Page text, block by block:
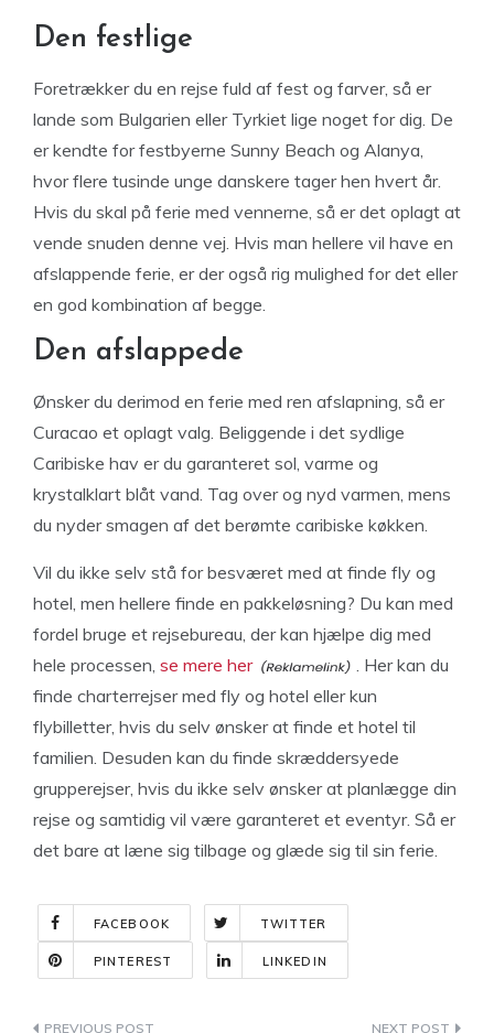
Den festlige
Foretrækker du en rejse fuld af fest og farver, så er
lande som Bulgarien eller Tyrkiet lige noget for dig. De
er kendte for festbyerne Sunny Beach og Alanya,
hvor flere tusinde unge danskere tager hen hvert år.
Hvis du skal på ferie med vennerne, så er det oplagt at
vende snuden denne vej. Hvis man hellere vil have en
afslappende ferie, er der også rig mulighed for det eller
en god kombination af begge.
Den afslappede
Ønsker du derimod en ferie med ren afslapning, så er
Curacao et oplagt valg. Beliggende i det sydlige
Caribiske hav er du garanteret sol, varme og
krystalklart blåt vand. Tag over og nyd varmen, mens
du nyder smagen af det berømte caribiske køkken.
Vil du ikke selv stå for besværet med at finde fly og
hotel, men hellere finde en pakkeløsning? Du kan med
fordel bruge et rejsebureau, der kan hjælpe dig med
hele processen, se mere her
. Her kan du
finde charterrejser med fly og hotel eller kun
flybilletter, hvis du selv ønsker at finde et hotel til
familien. Desuden kan du finde skræddersyede
grupperejser, hvis du ikke selv ønsker at planlægge din
rejse og samtidig vil være garanteret et eventyr. Så er
det bare at læne sig tilbage og glæde sig til sin ferie.
FACEBOOK TWITTER
PINTEREST LINKEDIN